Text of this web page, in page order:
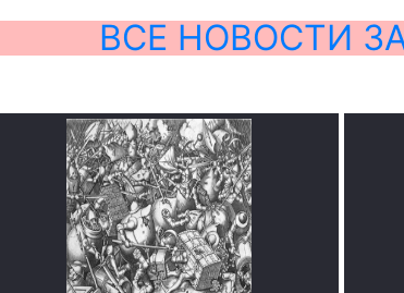
ВСЕ НОВОСТИ